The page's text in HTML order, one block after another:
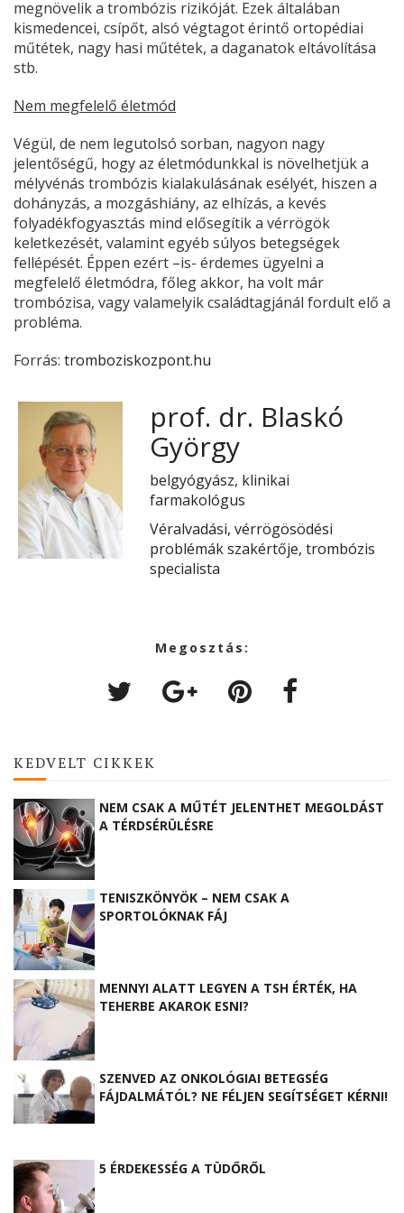
megnövelik a trombózis rizikóját. Ezek általában
kismedencei, csípőt, alsó végtagot érintő ortopédiai
műtétek, nagy hasi műtétek, a daganatok eltávolítása
stb.
Nem megfelelő életmód
Végül, de nem legutolsó sorban, nagyon nagy
jelentőségű, hogy az életmódunkkal is növelhetjük a
mélyvénás trombózis kialakulásának esélyét, hiszen a
dohányzás, a mozgáshiány, az elhízás, a kevés
folyadékfogyasztás mind elősegítik a vérrögök
keletkezését, valamint egyéb súlyos betegségek
fellépését. Éppen ezért –is- érdemes ügyelni a
megfelelő életmódra, főleg akkor, ha volt már
trombózisa, vagy valamelyik családtagjánál fordult elő a
probléma.
Forrás: tromboziskozpont.hu
prof. dr. Blaskó
György
belgyógyász, klinikai
farmakológus
Véralvadási, vérrögösödési
problémák szakértője, trombózis
specialista
Megosztás:
KEDVELT CIKKEK
NEM CSAK A MŰTÉT JELENTHET MEGOLDÁST
A TÉRDSÉRÜLÉSRE
TENISZKÖNYÖK – NEM CSAK A
SPORTOLÓKNAK FÁJ
MENNYI ALATT LEGYEN A TSH ÉRTÉK, HA
TEHERBE AKAROK ESNI?
SZENVED AZ ONKOLÓGIAI BETEGSÉG
FÁJDALMÁTÓL? NE FÉLJEN SEGÍTSÉGET KÉRNI!
5 ÉRDEKESSÉG A TÜDŐRŐL